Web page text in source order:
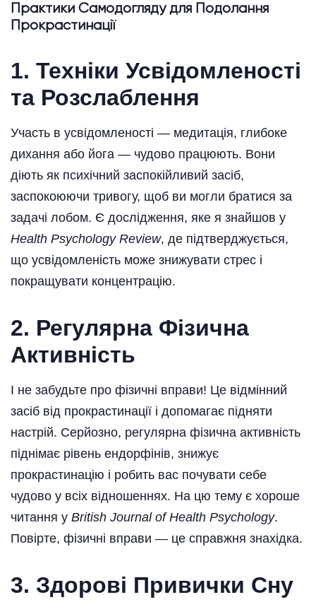
Практики Самодогляду для Подолання
Прокрастинації
1. Техніки Усвідомленості
та Розслаблення
Участь в усвідомленості — медитація, глибоке
дихання або йога — чудово працюють. Вони
діють як психічний заспокійливий засіб,
заспокоюючи тривогу, щоб ви могли братися за
задачі лобом. Є дослідження, яке я знайшов у
Health Psychology Review, де підтверджується,
що усвідомленість може знижувати стрес і
покращувати концентрацію.
2. Регулярна Фізична
Активність
І не забудьте про фізичні вправи! Це відмінний
засіб від прокрастинації і допомагає підняти
настрій. Серйозно, регулярна фізична активність
піднімає рівень ендорфінів, знижує
прокрастинацію і робить вас почувати себе
чудово у всіх відношеннях. На цю тему є хороше
читання у British Journal of Health Psychology.
Повірте, фізичні вправи — це справжня знахідка.
3. Здорові Привички Сну